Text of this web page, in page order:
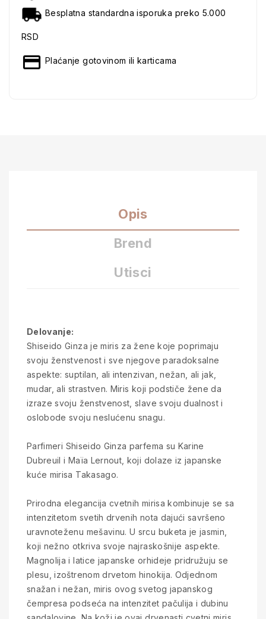
Besplatna standardna isporuka preko 5.000
RSD
Plaćanje gotovinom ili karticama
Opis
Brend
Utisci
Delovanje:
Shiseido Ginza je miris za žene koje poprimaju
svoju ženstvenost i sve njegove paradoksalne
aspekte: suptilan, ali intenzivan, nežan, ali jak,
mudar, ali strastven. Miris koji podstiče žene da
izraze svoju ženstvenost, slave svoju dualnost i
oslobode svoju neslućenu snagu.
Parfimeri Shiseido Ginza parfema su Karine
Dubreuil i Maïa Lernout, koji dolaze iz japanske
kuće mirisa Takasago.
Prirodna elegancija cvetnih mirisa kombinuje se sa
intenzitetom svetih drvenih nota dajući savršeno
uravnoteženu mešavinu. U srcu buketa je jasmin,
koji nežno otkriva svoje najraskošnije aspekte.
Magnolija i latice japanske orhideje pridružuju se
plesu, izoštrenom drvetom hinokija. Odjednom
snažan i nežan, miris ovog svetog japanskog
čempresa podseća na intenzitet pačulija i dubinu